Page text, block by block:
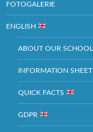
FOTOGALERIE
ENGLISH
ABOUT OUR SCHOOL
INFORMATION SHEET
QUICK FACTS
GDPR